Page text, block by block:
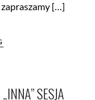
[…]
SESJA